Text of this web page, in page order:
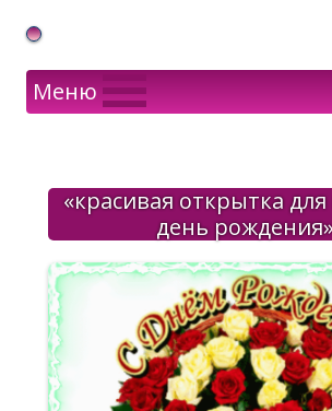
Gif Открытки в подарок
Меню
«красивая открытка
день